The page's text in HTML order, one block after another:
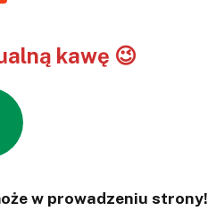
kawę 😉
w prowadzeniu strony!